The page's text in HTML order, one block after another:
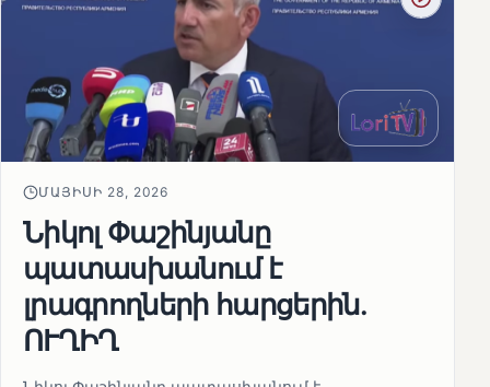
ՄԱՅԻՍԻ 28, 2026
Նիկոլ Փաշինյանը
պատասխանում է
լրագրողների հարցերին․
ՈՒՂԻՂ